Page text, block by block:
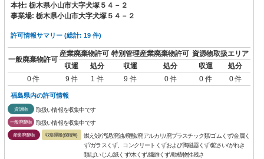
本社: 栃木県小山市大字犬塚５４－２
事業場: 栃木県小山市大字犬塚５４－２
許可情報サマリー (総計: 19 件)
一般廃棄物許可
産業廃棄物許可 特別管理産業廃棄物許可 資源物取扱エリア
収運
処分 収運 処分 収運
処分
0 件
9 件 1 件 9 件 0 件 0 件 0 件
福島県内の許可情報
資源物 取扱い情報を収集中です
一般廃棄物 取扱い情報を収集中です
産業廃棄物 収集運搬(保積無)
燃え殻/汚泥/廃油/廃酸/廃アルカリ/廃プラスチック類/ゴムくず/金属く
ず/ガラスくず、コンクリートくずおよび陶磁器くず/鉱さい/がれき
類/ばいじん/紙くず/木くず/繊維くず/動植物性残さ